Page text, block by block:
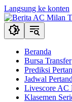
Langsung ke konten
Beranda
Bursa Transfer
Prediksi
Jadwal
Livescore AC
Klasemen